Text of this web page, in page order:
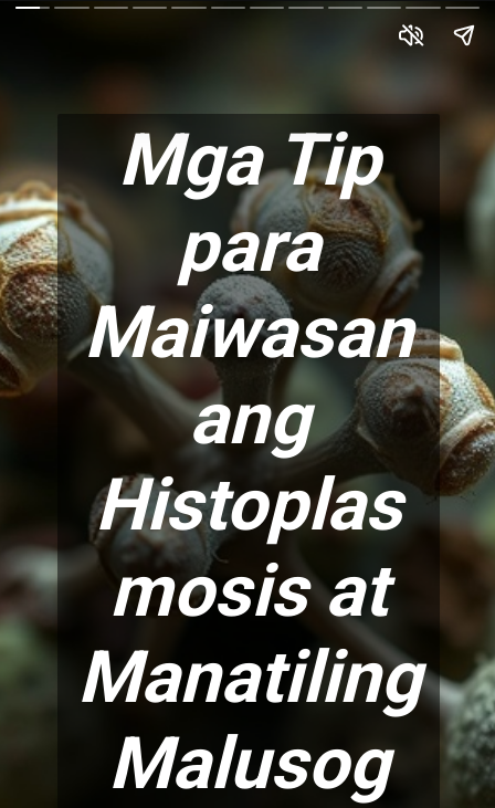
Mga Tip
para
Maiwasan
ang
Histoplas
mosis at
Manatiling
Malusog